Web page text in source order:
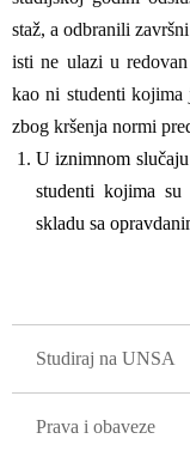
staž, a odbranili
isti ne ulazi u
kao ni studenti kojima
zbog kršenja normi
U iznimnom
studenti kojima
skladu sa
Studiraj na UNSA
Prava i obaveze